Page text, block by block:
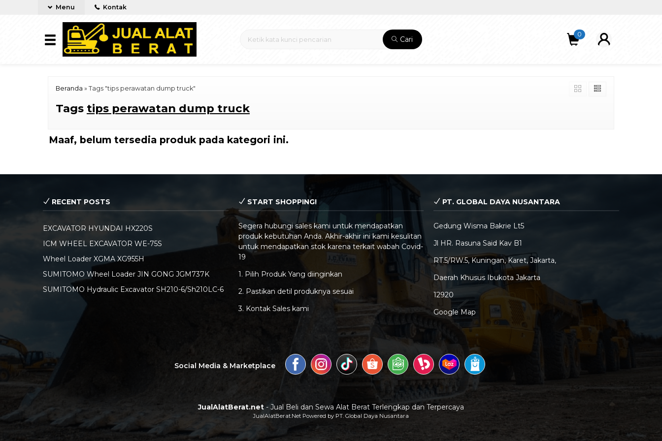
Menu Kontak
Cari
0
Beranda » Tags "tips perawatan dump truck"
Tags tips perawatan dump truck
Maaf, belum tersedia produk pada kategori ini.
RECENT POSTS
EXCAVATOR HYUNDAI HX220S
ICM WHEEL EXCAVATOR WE-75S
Wheel Loader XGMA XG955H
SUMITOMO Wheel Loader JIN GONG JGM737K
SUMITOMO Hydraulic Excavator SH210-6/Sh210LC-6
START SHOPPING!
Segera hubungi sales kami untuk mendapatkan
produk kebutuhan Anda. Akhir-akhir ini kami kesulitan
untuk mendapatkan stok karena terkait wabah Covid-
19
1. Pilih Produk Yang diinginkan
2. Pastikan detil produknya sesuai
3. Kontak Sales kami
PT. GLOBAL DAYA NUSANTARA
Gedung Wisma Bakrie Lt5
Jl HR. Rasuna Said Kav B1
RT.5/RW.5, Kuningan, Karet, Jakarta,
Daerah Khusus Ibukota Jakarta
12920
Google Map
Social Media & Marketplace
JualAlatBerat.net - Jual Beli dan Sewa Alat Berat Terlengkap dan Terpercaya
JualAlatBerat.Net Powered by PT. Global Daya Nusantara